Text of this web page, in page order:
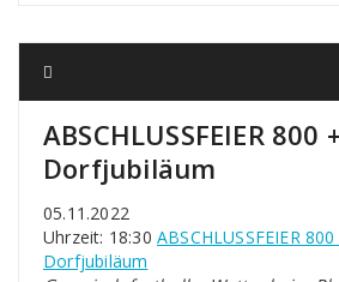
ABSCHLUSSFEIER 800
Dorfjubiläum
05.11.2022
Uhrzeit: 18:30 ABSCHLUSSFEIER
Dorfjubiläum